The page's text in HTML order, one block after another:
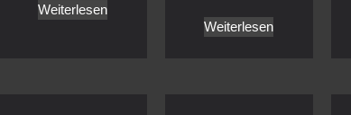
Weiterlesen
Weiterlesen